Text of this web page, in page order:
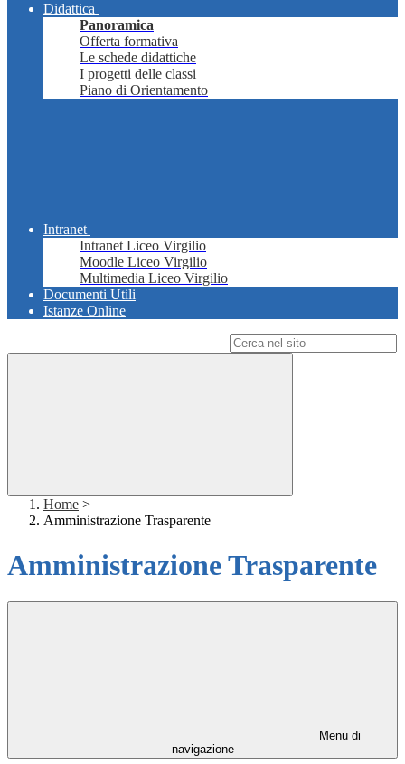
Didattica
Panoramica
Offerta formativa
Le schede didattiche
I progetti delle classi
Piano di Orientamento
Intranet
Intranet Liceo Virgilio
Moodle Liceo Virgilio
Multimedia Liceo Virgilio
Documenti Utili
Istanze Online
Home >
Amministrazione Trasparente
Amministrazione Trasparente
Menu di
navigazione